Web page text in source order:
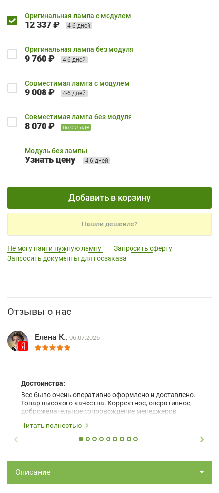
Оригинальная лампа с модулем
12 337 ₽ 4-6 дней
Оригинальная лампа без модуля
9 760 ₽ 4-6 дней
Совместимая лампа с модулем
9 008 ₽ 4-6 дней
Совместимая лампа без модуля
8 070 ₽ на складе
Модуль без лампы
Узнать цену 4-6 дней
Добавить в корзину
Нашли дешевле?
Не могу найти нужную лампу
Запросить оферту
Запросить документы для госзаказа
Отзывы о нас
Елена К., 06.07.2026
Достоинства:
Все было очень оперативно оформлено и доставлено.
Товар высокого качества. Корректное, оперативное,
доброжелательное сопровождение менеджеров.
Читать полностью
Описание